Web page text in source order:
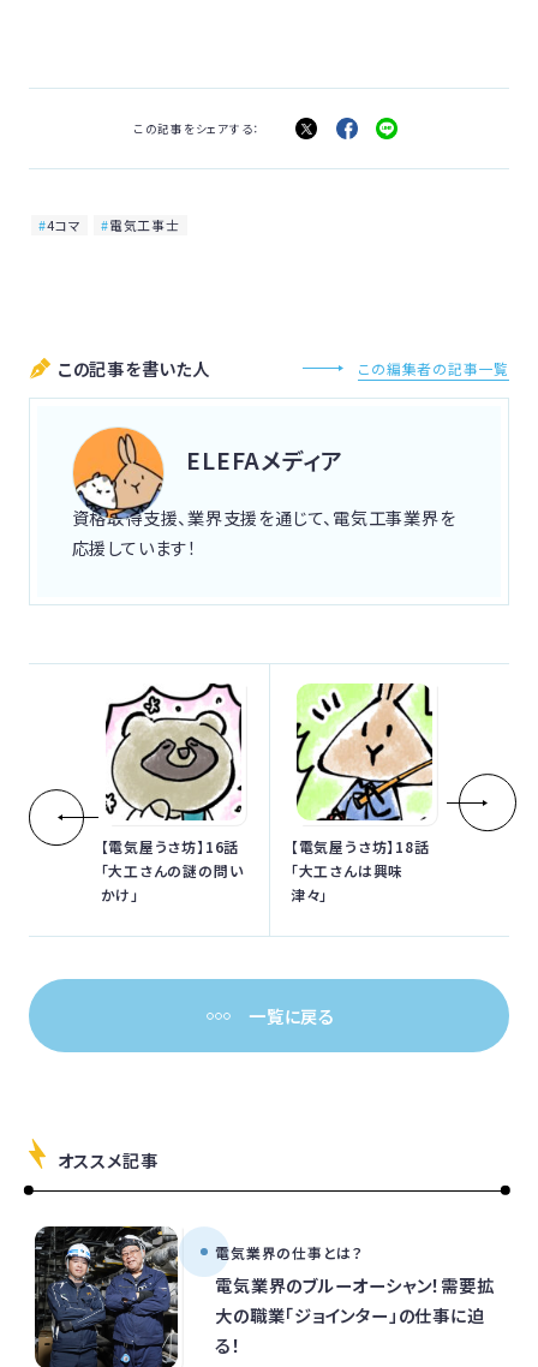
この記事をシェアする：
4コマ 電気工事士
この記事を書いた人 この編集者の記事一覧
ELEFAメディア
資格取得支援、業界支援を通じて、電気工事業界を
応援しています！
【電気屋うさ坊】16話
「大工さんの謎の問い
かけ」
【電気屋うさ坊】18話
「大工さんは興味
津々」
一覧に戻る
オススメ記事
電気業界の仕事とは？
電気業界のブルーオーシャン！需要拡
大の職業「ジョインター」の仕事に迫
る！